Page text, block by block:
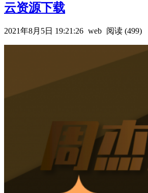
云资源下载
2021年8月5日 19:21:26 web 阅读 (499)